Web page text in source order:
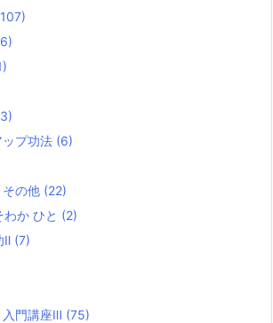
プ功法 (6)
の他 (22)
か ひと (2)
Ⅱ (7)
入門講座Ⅲ (75)